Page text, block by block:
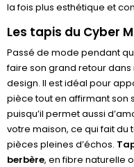
la fois plus esthétique et
Les tapis du Cyber
Passé de mode pendant
faire son grand retour
design. Il est idéal pour
pièce tout en affirmant son
puisqu’il permet aussi
votre maison, ce qui fait du
pièces pleines d’échos.
berbère, en fibre naturelle